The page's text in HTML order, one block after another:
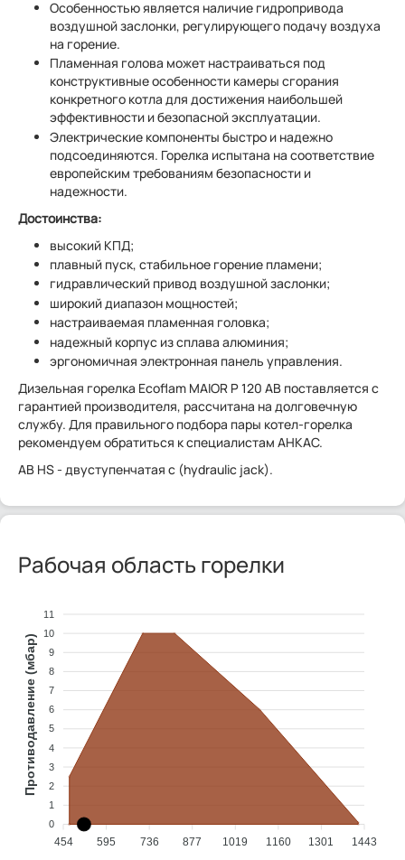
Особенностью является наличие гидропривода
воздушной заслонки, регулирующего подачу воздуха
на горение.
Пламенная голова может настраиваться под
конструктивные особенности камеры сгорания
конкретного котла для достижения наибольшей
эффективности и безопасной эксплуатации.
Электрические компоненты быстро и надежно
подсоединяются. Горелка испытана на соответствие
европейским требованиям безопасности и
надежности.
Достоинства:
высокий КПД;
плавный пуск, стабильное горение пламени;
гидравлический привод воздушной заслонки;
широкий диапазон мощностей;
настраиваемая пламенная головка;
надежный корпус из сплава алюминия;
эргономичная электронная панель управления.
Дизельная горелка Ecoflam MAIOR P 120 AB поставляется с
гарантией производителя, рассчитана на долговечную
службу. Для правильного подбора пары котел-горелка
рекомендуем обратиться к специалистам АНКАС.
AB HS - двуступенчатая с (hydraulic jack).
Рабочая область горелки
11
10
9
8
7
6
5
4
3
2
1
0
Противодавление (мбар)
454 595 736 877 1019 1160 1301 1443